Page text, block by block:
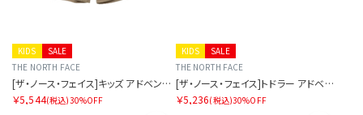
SALE
KIDS
THE NORTH FACE
[ザ・ノース・フェイス]キッズ アドベンチャーショート
￥5,544(税込)30%OFF
SALE
KIDS
THE NORTH FACE
[ザ・ノース・フェイス]トドラー アドベンチャーショート
￥5,236(税込)30%OFF